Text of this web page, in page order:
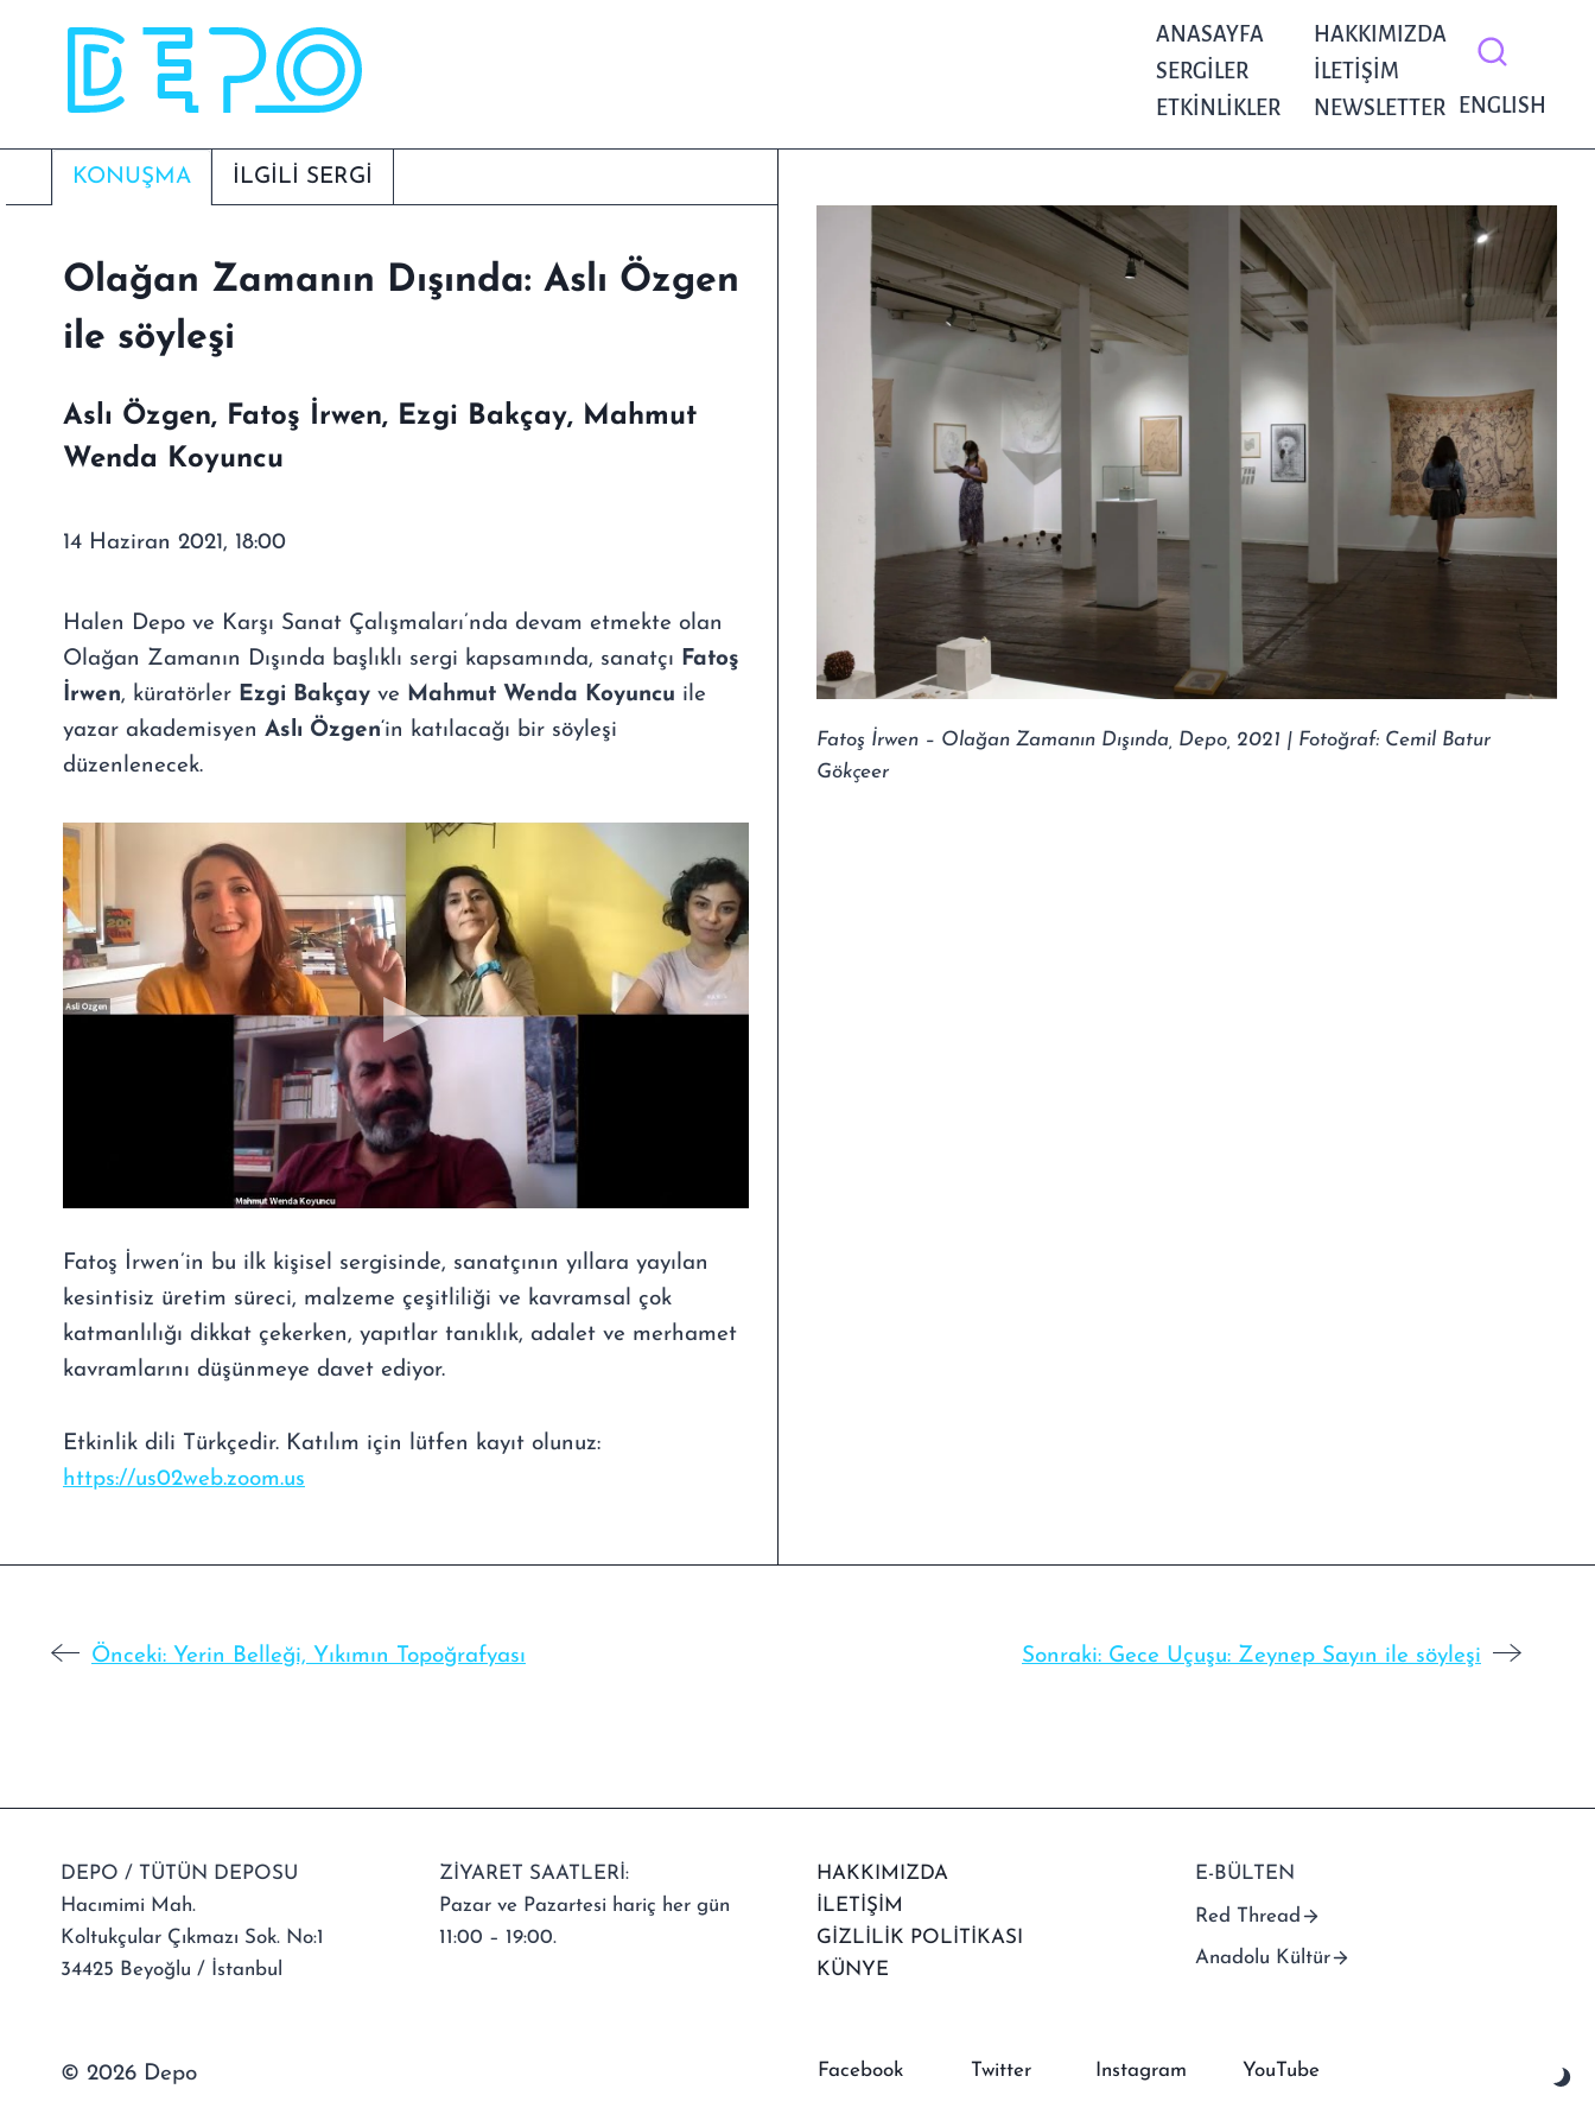
ANASAYFA
SERGILER
ETKINLIKLER
HAKKIMIZDA
İLETIŞIM
NEWSLETTER
ENGLISH
KONUŞMA İLGİLİ SERGI
Olağan Zamanın Dışında: Aslı Özgen
ile söyleşi
Aslı Özgen, Fatoş İrwen, Ezgi Bakçay, Mahmut
Wenda Koyuncu
14 Haziran 2021, 18:00
Halen Depo ve Karşı Sanat Çalışmaları’nda devam etmekte olan
Olağan Zamanın Dışında başlıklı sergi kapsamında, sanatçı Fatoş
İrwen, küratörler Ezgi Bakçay ve Mahmut Wenda Koyuncu ile
yazar akademisyen Aslı Özgen‘in katılacağı bir söyleşi
düzenlenecek.
Fatoş İrwen’in bu ilk kişisel sergisinde, sanatçının yıllara yayılan
kesintisiz üretim süreci, malzeme çeşitliliği ve kavramsal çok
katmanlılığı dikkat çekerken, yapıtlar tanıklık, adalet ve merhamet
kavramlarını düşünmeye davet ediyor.
Etkinlik dili Türkçedir. Katılım için lütfen kayıt olunuz:
https://us02web.zoom.us
Fatoş İrwen – Olağan Zamanın Dışında, Depo, 2021 | Fotoğraf: Cemil Batur
Gökçeer
Önceki: Yerin Belleği, Yıkımın Topoğrafyası Sonraki: Gece Uçuşu: Zeynep Sayın ile söyleşi
DEPO / TÜTÜN DEPOSU
Hacımimi Mah.
Koltukçular Çıkmazı Sok. No:1
34425 Beyoğlu / İstanbul
ZİYARET SAATLERİ:
Pazar ve Pazartesi hariç her gün
11:00 – 19:00.
HAKKIMIZDA
İLETİŞİM
GİZLİLİK POLİTİKASI
KÜNYE
E-BÜLTEN
Red Thread
Anadolu Kültür
© 2026 Depo Facebook Twitter Instagram YouTube